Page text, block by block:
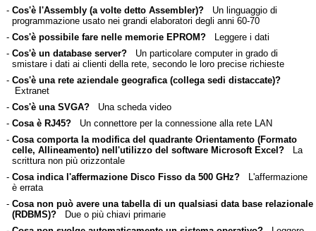
- Cos'è l'Assembly (a volte detto Assembler)?Un linguaggio di
programmazione usato nei grandi elaboratori degli anni 60-70
- Cos'è possibile fare nelle memorie EPROM?Leggere i dati
- Cos'è un database server?Un particolare computer in grado di
smistare i dati ai clienti della rete, secondo le loro precise richieste
- Cos'è una rete aziendale geografica (collega sedi distaccate)?
Extranet
- Cos'è una SVGA?Una scheda video
- Cosa è RJ45?Un connettore per la connessione alla rete LAN
- Cosa comporta la modifica del quadrante Orientamento (Formato
celle, Allineamento) nell'utilizzo del software Microsoft Excel?La
scrittura non più orizzontale
- Cosa indica l'affermazione Disco Fisso da 500 GHz?L'affermazione
è errata
- Cosa non può avere una tabella di un qualsiasi data base relazionale
(RDBMS)?Due o più chiavi primarie